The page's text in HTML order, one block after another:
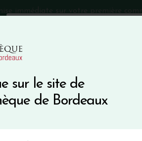
sur le site de
de Bordeaux